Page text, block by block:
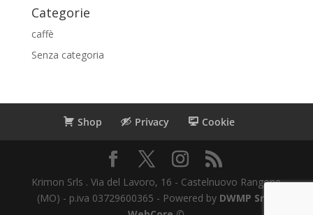
Categorie
caffè
Senza categoria
Shop Privacy Cookie
Krimon Srls . Via del Lavoro, 16 - Castelnuovo Rangone
(MO) - p.iva 03729600365 - Powered by DWMP Srl |